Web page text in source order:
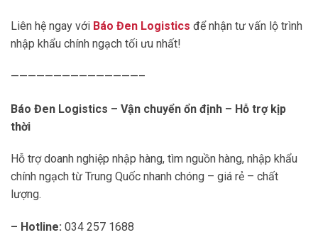
Liên hệ ngay với Báo Đen Logistics để nhận tư vấn lộ trình
nhập khẩu chính ngạch tối ưu nhất!
———————————————–
Báo Đen Logistics – Vận chuyển ổn định – Hỗ trợ kịp
thời
Hỗ trợ doanh nghiệp nhập hàng, tìm nguồn hàng, nhập khẩu
chính ngạch từ Trung Quốc nhanh chóng – giá rẻ – chất
lượng.
– Hotline: 034 257 1688